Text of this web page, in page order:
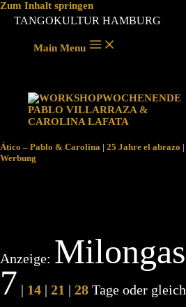
Zum Inhalt springen
TANGOKULTUR HAMBURG
Main Menu
Ático – Pablo & Carolina | 25 Jahre el abrazo |
Werbung
Anzeige: Milongas
7 | 14 | 21 | 28 Tage oder gleich